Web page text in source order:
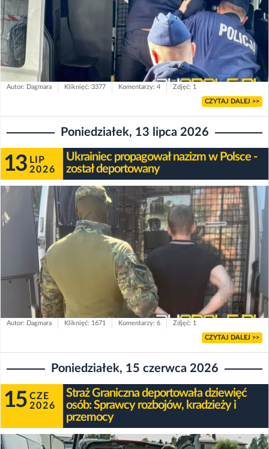
Autor: Dagmara Kliknięć: 3377 Komentarzy: 4 Zdjęć: 1
CZYTAJ DALEJ >>
Poniedziałek, 13 lipca 2026
13 LIP
2026
Ukrainiec propagował nazizm w Polsce -
został deportowany
Autor: Dagmara Kliknięć: 1671 Komentarzy: 6 Zdjęć: 1
CZYTAJ DALEJ >>
Poniedziałek, 15 czerwca 2026
15 CZE
2026
Straż Graniczna deportowała dziewięć
osób: Sprawcy rozbojów, kradzieży i
przemocy